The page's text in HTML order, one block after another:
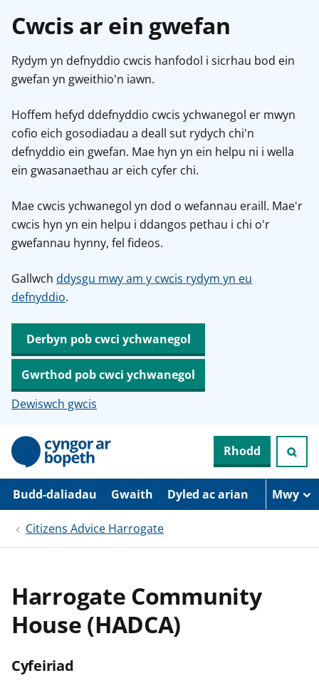
Cwcis ar ein gwefan
Rydym yn defnyddio cwcis hanfodol i sicrhau bod ein
gwefan yn gweithio'n iawn.
Hoffem hefyd ddefnyddio cwcis ychwanegol er mwyn
cofio eich gosodiadau a deall sut rydych chi'n
defnyddio ein gwefan. Mae hyn yn ein helpu ni i wella
ein gwasanaethau ar eich cyfer chi.
Mae cwcis ychwanegol yn dod o wefannau eraill. Mae'r
cwcis hyn yn ein helpu i ddangos pethau i chi o'r
gwefannau hynny, fel fideos.
Gallwch ddysgu mwy am y cwcis rydym yn eu
defnyddio.
Derbyn pob cwci ychwanegol
Gwrthod pob cwci ychwanegol
Dewiswch gwcis
N
d
r
w
Rhodd
Budd-daliadau Gwaith Dyled ac arian Mwy
Citizens Advice Harrogate
Harrogate Community
House (HADCA)
Cyfeiriad